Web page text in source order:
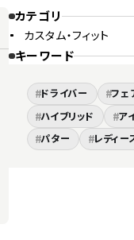
カテゴリ
カスタム・フィット
キーワード
#ドライバー #フェ
#ハイブリッド #ア
#パター #レディー